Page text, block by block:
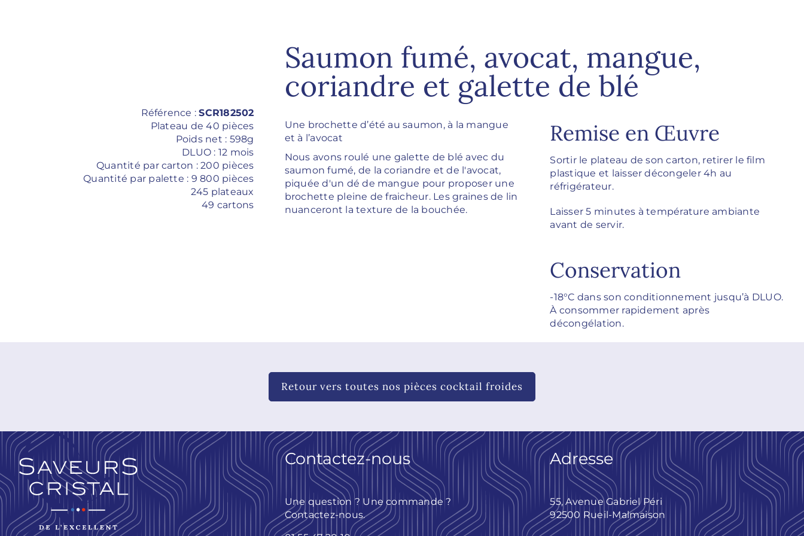
Saumon fumé, avocat, mangue,
coriandre et galette de blé
Référence :SCR182502
Plateau de 40 pièces
Poids net : 598g
DLUO : 12 mois
Quantité par carton : 200 pièces
Quantité par palette : 9 800 pièces
245 plateaux
49 cartons
Une brochette d’été au saumon, à la mangue
et à l’avocat
Nous avons roulé une galette de blé avec du
saumon fumé, de la coriandre et de l'avocat,
piquée d'un dé de mangue pour proposer une
brochette pleine de fraicheur.​ Les graines de lin
nuanceront la texture de la bouchée.
Remise en Œuvre
Sortir le plateau de son carton, retirer le film
plastique et laisser décongeler 4h au
réfrigérateur.
Laisser 5 minutes à température ambiante
avant de servir.
Conservation
-18°C dans son conditionnement jusqu’à DLUO.
À consommer rapidement après
décongélation.
Retour vers toutes nos pièces cocktail froides
Contactez-nous
Une question ? Une commande ?
Contactez-nous.
Adresse
55, Avenue Gabriel Péri
92500 Rueil-Malmaison